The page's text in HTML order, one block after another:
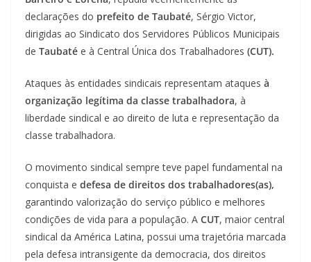
declarações do prefeito de Taubaté, Sérgio Victor,
dirigidas ao Sindicato dos Servidores Públicos Municipais
de Taubaté e à Central Única dos Trabalhadores (CUT).
Ataques às entidades sindicais representam ataques à
organização legítima da classe trabalhadora, à
liberdade sindical e ao direito de luta e representação da
classe trabalhadora.
O movimento sindical sempre teve papel fundamental na
conquista e defesa de direitos dos trabalhadores(as),
garantindo valorização do serviço público e melhores
condições de vida para a população. A CUT, maior central
sindical da América Latina, possui uma trajetória marcada
pela defesa intransigente da democracia, dos direitos